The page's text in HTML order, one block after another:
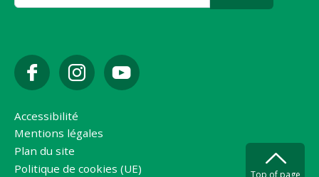
Accessibilité
Mentions légales
Plan du site
Politique de cookies (UE)